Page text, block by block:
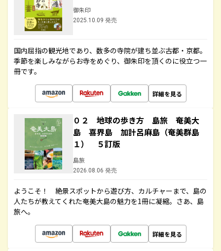
御朱印
2025.10.09 発売
国内屈指の観光地であり、数多の寺院が建ち並ぶ古都・京都。
季節を楽しみながらお寺をめぐり、御朱印を頂くのに役立つ一
冊です。
詳細を見る
０２ 地球の歩き方 島旅 奄美大
島 喜界島 加計呂麻島（奄美群島
１） ５訂版
島旅
2026.08.06 発売
ようこそ！ 絶景スポットから遊び方、カルチャーまで、島の
人たちが教えてくれた奄美大島の魅力を1冊に凝縮。さあ、島
旅へ。
詳細を見る